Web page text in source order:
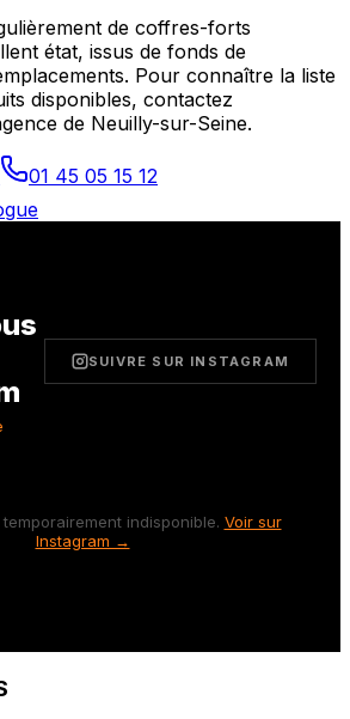
de coffres-forts
état, issus de fonds de
Pour connaître la liste
disponibles, contactez
de Neuilly-sur-Seine.
01 45 05 15 12
SUIVRE SUR INSTAGRAM
temporairement indisponible. Voir sur
Instagram →